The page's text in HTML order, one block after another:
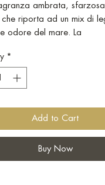
ambrata,
che riporta ad un mix di
odore del mare. La
e vaniglia ricorda
inebriante della TERRA
REGALO
*
Add to Cart
Buy Now